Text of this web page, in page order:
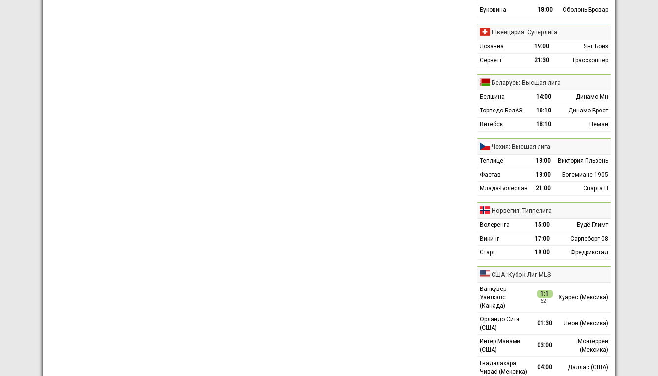
Буковина
18:00 Оболонь-Бровар
Швейцария: Суперлига
Лозанна 19:00
Янг Бойз
Серветт
21:30 Грассхоппер
Беларусь: Высшая лига
Белшина 14:00
Динамо Мн
Торпедо-БелАЗ
16:10
Динамо-Брест
Витебск
18:10 Неман
Чехия: Высшая лига
Теплице 18:00
Виктория Пльзень
Фастав
18:00
Богемианс 1905
Млада-Болеслав
21:00 Спарта П
Норвегия: Типпелига
Волеренга 15:00
Будё-Глимт
Викинг
17:00
Сарпсборг 08
Старт
19:00 Фредрикстад
США: Кубок Лиг MLS
Ванкувер
Уайткэпс
(Канада)
1:1
62 ′
Хуарес (Мексика)
Орландо Сити
(США)
01:30 Леон (Мексика)
Интер Майами
(США)
03:00
Монтеррей
(Мексика)
Гвадалахара
Чивас (Мексика)
04:00 Даллас (США)